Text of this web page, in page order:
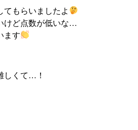
もらいましたよ
けど点数が低いな…
ます
しくて…！